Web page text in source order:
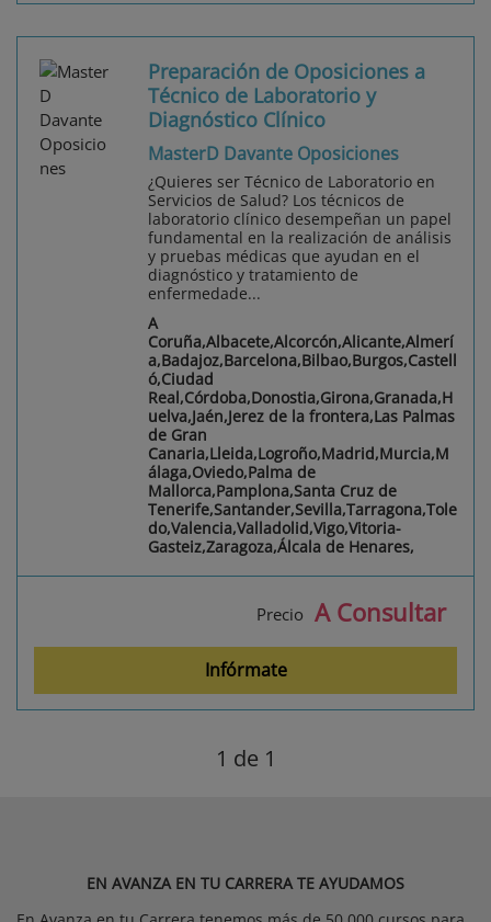
Preparación de Oposiciones a
Técnico de Laboratorio y
Diagnóstico Clínico
MasterD Davante Oposiciones
¿Quieres ser Técnico de Laboratorio en
Servicios de Salud? Los técnicos de
laboratorio clínico desempeñan un papel
fundamental en la realización de análisis
y pruebas médicas que ayudan en el
diagnóstico y tratamiento de
enfermedade...
A
Coruña,Albacete,Alcorcón,Alicante,Almerí
a,Badajoz,Barcelona,Bilbao,Burgos,Castell
ó,Ciudad
Real,Córdoba,Donostia,Girona,Granada,H
uelva,Jaén,Jerez de la frontera,Las Palmas
de Gran
Canaria,Lleida,Logroño,Madrid,Murcia,M
álaga,Oviedo,Palma de
Mallorca,Pamplona,Santa Cruz de
Tenerife,Santander,Sevilla,Tarragona,Tole
do,Valencia,Valladolid,Vigo,Vitoria-
Gasteiz,Zaragoza,Álcala de Henares,
Precio A Consultar
Infórmate
1 de 1
EN AVANZA EN TU CARRERA TE AYUDAMOS